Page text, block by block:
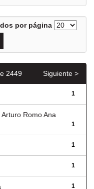
por página
2449 Siguiente >
1
Romo Ana
1
1
1
1